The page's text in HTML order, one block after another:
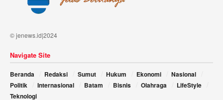
© jenews.id|2024
Navigate Site
Beranda Redaksi Sumut Hukum Ekonomi
Nasional
Politik
Internasional Batam Bisnis Olahraga
LifeStyle
Teknologi